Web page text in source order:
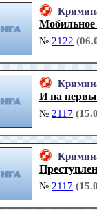
Мобильное
№ 2122
И на
№ 2117
№ 2117